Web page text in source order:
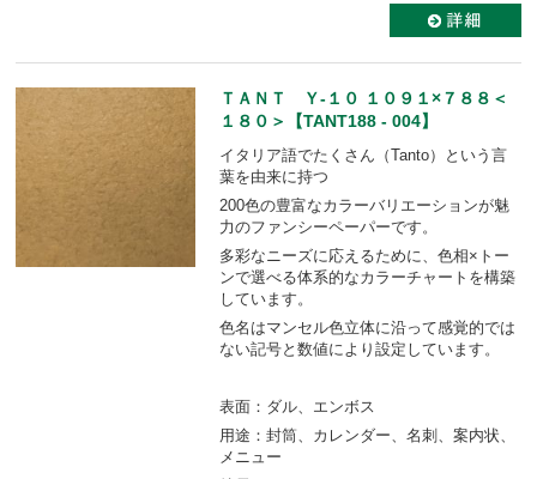
ＴＡＮＴ Ｙ-１０ １０９１×７８８＜
１８０＞【TANT188 - 004】
イタリア語でたくさん（Tanto）という言
葉を由来に持つ
200色の豊富なカラーバリエーションが魅
力のファンシーペーパーです。
多彩なニーズに応えるために、色相×トー
ンで選べる体系的なカラーチャートを構築
しています。
色名はマンセル色立体に沿って感覚的では
ない記号と数値により設定しています。
表面：ダル、エンボス
用途：封筒、カレンダー、名刺、案内状、
メニュー